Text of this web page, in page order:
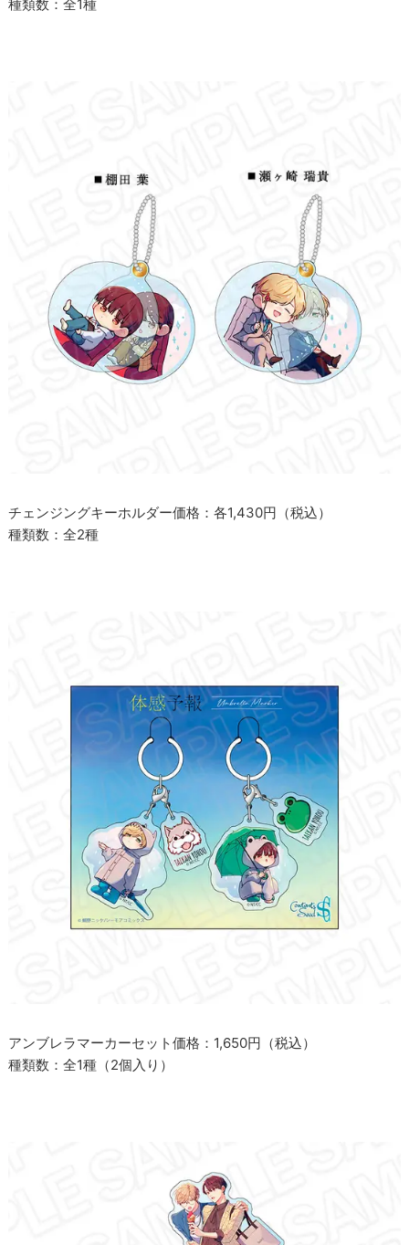
種類数：全1種
チェンジングキーホルダー価格：各1,430円（税込）
種類数：全2種
アンブレラマーカーセット価格：1,650円（税込）
種類数：全1種（2個入り）